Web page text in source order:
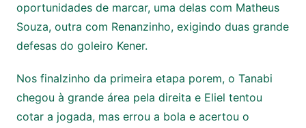
oportunidades de marcar, uma delas com Matheus
Souza, outra com Renanzinho, exigindo duas grande
defesas do goleiro Kener.
Nos finalzinho da primeira etapa porem, o Tanabi
chegou à grande área pela direita e Eliel tentou
cotar a jogada, mas errou a bola e acertou o